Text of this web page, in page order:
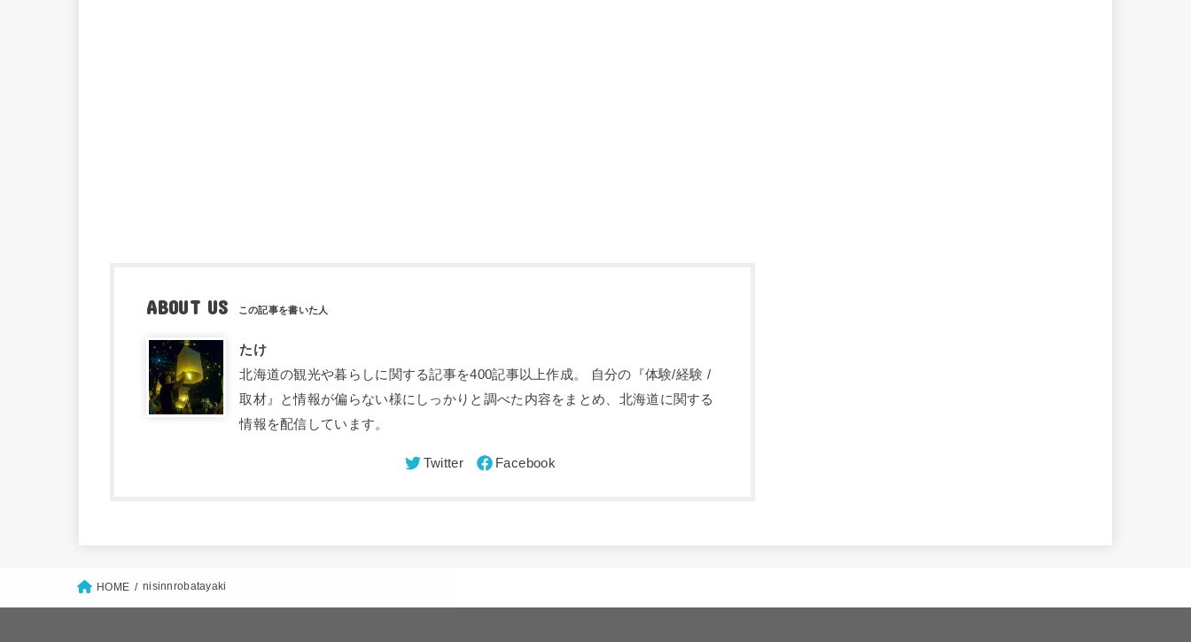
ABOUT US
たけ
北海道の観光や暮らしに関する記事を400記事以上作成。 自分の『体験/経験 /
取材』と情報が偏らない様にしっかりと調べた内容をまとめ、北海道に関する
情報を配信しています。
HOME nisinnrobatayaki